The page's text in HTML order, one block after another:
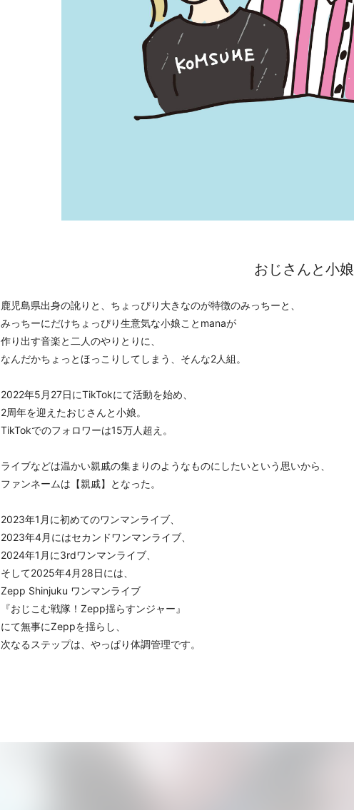
おじさんと小娘
鹿児島県出身の訛りと、ちょっぴり大きなのが特徴のみっちーと、
みっちーにだけちょっぴり生意気な小娘ことmanaが
作り出す音楽と二人のやりとりに、
なんだかちょっとほっこりしてしまう、そんな2人組。
2022年5月27日にTikTokにて活動を始め、
2周年を迎えたおじさんと小娘。
TikTokでのフォロワーは15万人超え。
ライブなどは温かい親戚の集まりのようなものにしたいという思いから、
ファンネームは【親戚】となった。
2023年1月に初めてのワンマンライブ、
2023年4月にはセカンドワンマンライブ、
2024年1月に3rdワンマンライブ、
そして2025年4月28日には、
Zepp Shinjuku ワンマンライブ
『おじこむ戦隊！Zepp揺らすンジャー』
にて無事にZeppを揺らし、
次なるステップは、やっぱり体調管理です。